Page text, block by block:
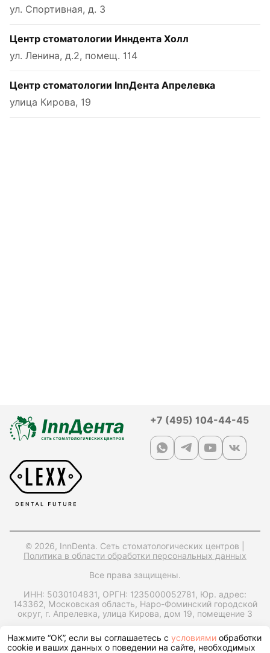
ул. Спортивная, д. 3
Центр стоматологии Инндента Холл
ул. Ленина, д.2, помещ. 114
Центр стоматологии InnДента Апрелевка
улица Кирова, 19
+7 (495) 104-44-45
© 2026, InnDenta. Сеть стоматологических центров |
Политика в области обработки персональных данных
Все права защищены.
ИНН: 5030104831, ОРГН: 1235000052781, Юр. адрес:
143362, Московская область, Наро-Фоминский городской
округ, г. Апрелевка, улица Кирова, дом 19, помещение 3
Запрос справки на налоговый вычет
Нажмите “ОК”, если вы соглашаетесь с условиями обработки
cookie и ваших данных о поведении на сайте, необходимых